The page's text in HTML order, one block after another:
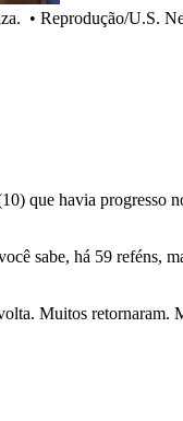
• Reprodução/U.S.
que havia progresso
sabe, há 59
Muitos